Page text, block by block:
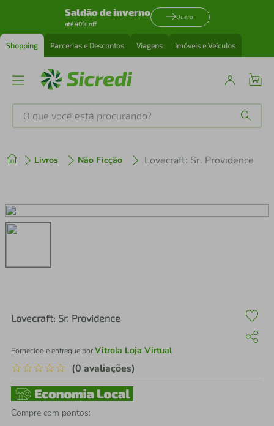
Saldão de inverno
até 40% off
Quero
Shopping Parcerias e Descontos Viagens Imóveis e Veículos
O que você está procurando?
Livros Não Ficção Lovecraft: Sr. Providence
Lovecraft: Sr. Providence
Fornecido e entregue porVitrola Loja Virtual
☆☆☆☆☆ (0 avaliações)
Compre com pontos:
2º cafeteira